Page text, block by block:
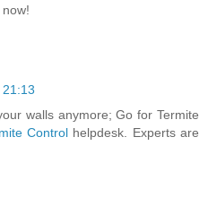
now!
walls anymore; Go for Termite
Controlhelpdesk. Experts are